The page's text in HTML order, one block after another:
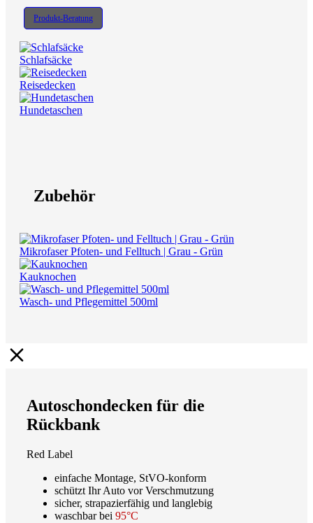
Produkt-Beratung
Schlafsäcke
Reisedecken
Hundetaschen
Zubehör
Mikrofaser Pfoten- und Felltuch | Grau - Grün
Kauknochen
Wasch- und Pflegemittel 500ml
Autoschondecken für die
Rückbank
Red Label
einfache Montage, StVO-konform
schützt Ihr Auto vor Verschmutzung
sicher, strapazierfähig und langlebig
waschbar bei 95°C